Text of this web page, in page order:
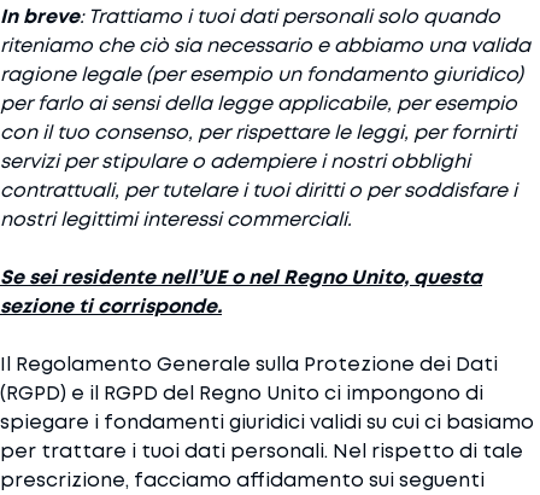
In breve: Trattiamo i tuoi dati personali solo quando
riteniamo che ciò sia necessario e abbiamo una valida
ragione legale (per esempio un fondamento giuridico)
per farlo ai sensi della legge applicabile, per esempio
con il tuo consenso, per rispettare le leggi, per fornirti
servizi per stipulare o adempiere i nostri obblighi
contrattuali, per tutelare i tuoi diritti o per soddisfare i
nostri legittimi interessi commerciali.
Se sei residente nell’UE o nel Regno Unito, questa
sezione ti corrisponde.
Il Regolamento Generale sulla Protezione dei Dati
(RGPD) e il RGPD del Regno Unito ci impongono di
spiegare i fondamenti giuridici validi su cui ci basiamo
per trattare i tuoi dati personali. Nel rispetto di tale
prescrizione, facciamo affidamento sui seguenti